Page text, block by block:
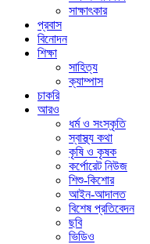
সাক্ষাৎকার
প্রবাস
বিনোদন
শিক্ষা
সাহিত্য
ক্যাম্পাস
চাকরি
আরও
ধর্ম ও সংস্কৃতি
স্বাস্থ্য কথা
কৃষি ও কৃষক
কর্পোরেট নিউজ
শিশু-কিশোর
আইন-আদালত
বিশেষ প্রতিবেদন
ছবি
ভিডিও